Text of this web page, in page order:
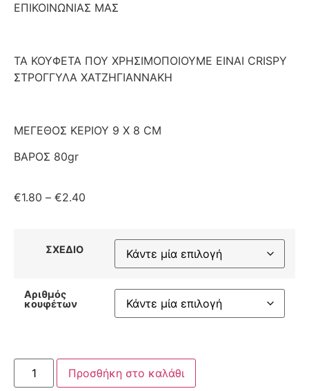
ΕΠΙΚΟΙΝΩΝΙΑΣ ΜΑΣ
ΤΑ ΚΟΥΦΕΤΑ ΠΟΥ ΧΡΗΣΙΜΟΠΟΙΟΥΜΕ ΕΙΝΑΙ CRISPY
ΣΤΡΟΓΓΥΛΑ ΧΑΤΖΗΓΙΑΝΝΑΚΗ
ΜΕΓΕΘΟΣ ΚΕΡΙΟΥ 9 Χ 8 CM
ΒΑΡΟΣ 80gr
€1.80 – €2.40
ΣΧΕΔΙΟ
Αριθμός
κουφέτων
Προσθήκη στο καλάθι